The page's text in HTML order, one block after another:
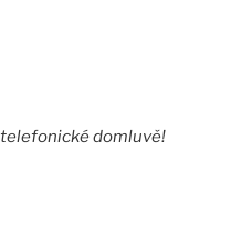
domluvě!